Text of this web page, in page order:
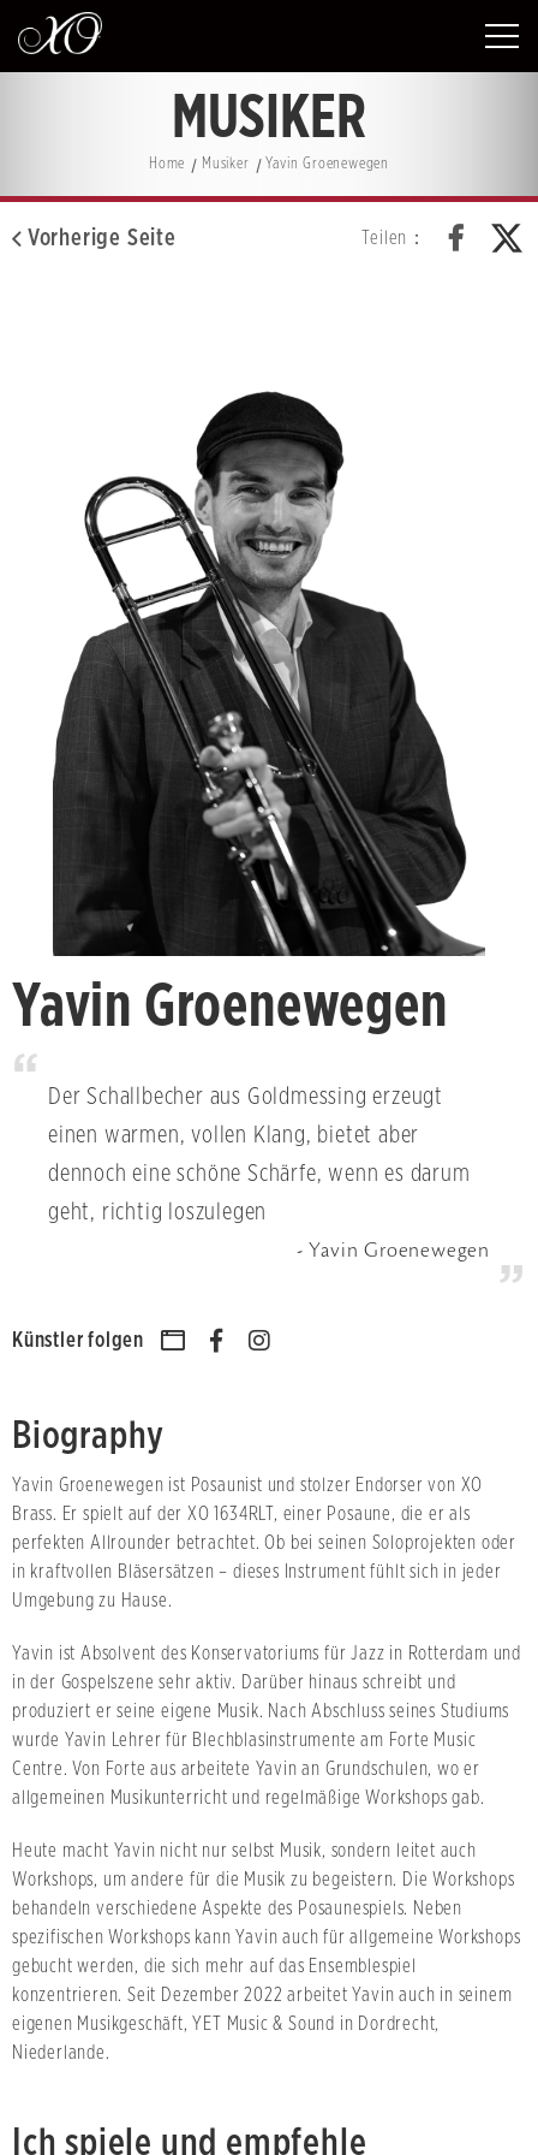
MUSIKER
Home Musiker Yavin Groenewegen
Vorherige Seite Teilen：
Yavin Groenewegen
Der Schallbecher aus Goldmessing erzeugt
einen warmen, vollen Klang, bietet aber
dennoch eine schöne Schärfe, wenn es darum
geht, richtig loszulegen
Yavin Groenewegen
Künstler folgen
Biography
Yavin Groenewegen ist Posaunist und stolzer Endorser von XO
Brass. Er spielt auf der XO 1634RLT, einer Posaune, die er als
perfekten Allrounder betrachtet. Ob bei seinen Soloprojekten oder
in kraftvollen Bläsersätzen – dieses Instrument fühlt sich in jeder
Umgebung zu Hause.
Yavin ist Absolvent des Konservatoriums für Jazz in Rotterdam und
in der Gospelszene sehr aktiv. Darüber hinaus schreibt und
produziert er seine eigene Musik. Nach Abschluss seines Studiums
wurde Yavin Lehrer für Blechblasinstrumente am Forte Music
Centre. Von Forte aus arbeitete Yavin an Grundschulen, wo er
allgemeinen Musikunterricht und regelmäßige Workshops gab.
Heute macht Yavin nicht nur selbst Musik, sondern leitet auch
Workshops, um andere für die Musik zu begeistern. Die Workshops
behandeln verschiedene Aspekte des Posaunespiels. Neben
spezifischen Workshops kann Yavin auch für allgemeine Workshops
gebucht werden, die sich mehr auf das Ensemblespiel
konzentrieren. Seit Dezember 2022 arbeitet Yavin auch in seinem
eigenen Musikgeschäft, YET Music & Sound in Dordrecht,
Niederlande.
Ich spiele und empfehle